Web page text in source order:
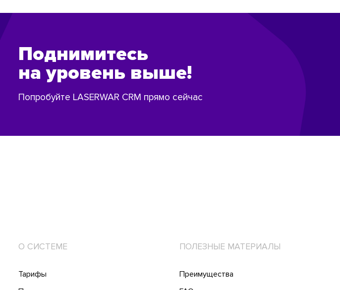
Поднимитесь
на уровень выше!
Попробуйте LASERWAR CRM прямо сейчас
О СИСТЕМЕ
Тарифы
ПОЛЕЗНЫЕ МАТЕРИАЛЫ
Преимущества